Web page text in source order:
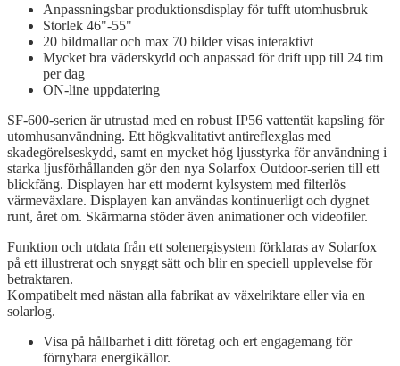
Anpassningsbar produktionsdisplay för tufft utomhusbruk
Storlek 46"-55"
20 bildmallar och max 70 bilder visas interaktivt
Mycket bra väderskydd och anpassad för drift upp till 24 tim
per dag
ON-line uppdatering
SF-600-serien är utrustad med en robust IP56 vattentät kapsling för
utomhusanvändning. Ett högkvalitativt antireflexglas med
skadegörelseskydd, samt en mycket hög ljusstyrka för användning i
starka ljusförhållanden gör den nya Solarfox Outdoor-serien till ett
blickfång. Displayen har ett modernt kylsystem med filterlös
värmeväxlare. Displayen kan användas kontinuerligt och dygnet
runt, året om. Skärmarna stöder även animationer och videofiler.
Funktion och utdata från ett solenergisystem förklaras av Solarfox
på ett illustrerat och snyggt sätt och blir en speciell upplevelse för
betraktaren.
Kompatibelt med nästan alla fabrikat av växelriktare eller via en
solarlog.
Visa på hållbarhet i ditt företag och ert engagemang för
förnybara energikällor.